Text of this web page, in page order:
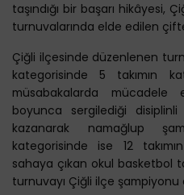
taşındığı bir başarı hikâyesi,
turnuvalarında elde edilen
Çiğli ilçesinde düzenlenen
kategorisinde 5 takımın
müsabakalarda mücadele
boyunca sergilediği disiplinli
kazanarak namağlup
kategorisinde ise 12
sahaya çıkan okul basketbol
turnuvayı Çiğli ilçe şampiyonu